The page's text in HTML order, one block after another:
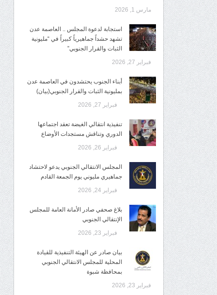
مارس 1, 2026
استجابة لدعوة المجلس .. العاصمة عدن
تشهد حشداً جماهيرياً كبيراً في “مليونية
الثبات والقرار الجنوبي”
فبراير 27, 2026
أبناء الجنوب يحتشدون في العاصمة عدن
بمليونية الثبات والقرار الجنوبي(بيان)
فبراير 27, 2026
تنفيذية انتقالي الغيضة تعقد اجتماعها
الدوري وتناقش مستجدات الأوضاع
فبراير 26, 2026
المجلس الانتقالي الجنوبي يدعو لاحتشاد
جماهيري مليوني يوم الجمعة القادم
فبراير 24, 2026
بلاغ صحفي صادر الأمانة العامة للمجلس
الإنتقالي الجنوبي
فبراير 23, 2026
بيان صادر عن الهيئة التنفيذية للقيادة
المحلية للمجلس الانتقالي الجنوبي
بمحافظة شبوة
فبراير 23, 2026